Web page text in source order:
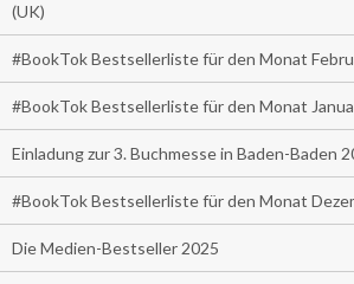
(UK)
#BookTok Bestsellerliste für den Monat
#BookTok Bestsellerliste für den Monat
Einladung zur 3. Buchmesse in Baden-Baden
#BookTok Bestsellerliste für den Monat
Die Medien-Bestseller 2025